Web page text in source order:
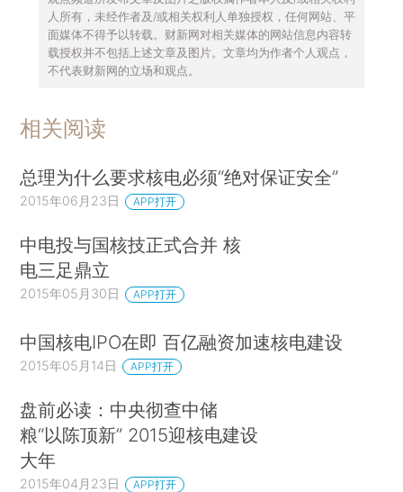
人所有，未经作者及/或相关权利人单独授权，任何网站、平
面媒体不得予以转载。财新网对相关媒体的网站信息内容转
载授权并不包括上述文章及图片。文章均为作者个人观点，
不代表财新网的立场和观点。
相关阅读
总理为什么要求核电必须“绝对保证安全”
2015年06月23日 APP打开
中电投与国核技正式合并 核
电三足鼎立
2015年05月30日 APP打开
中国核电IPO在即 百亿融资加速核电建设
2015年05月14日 APP打开
盘前必读：中央彻查中储
粮“以陈顶新” 2015迎核电建设
大年
2015年04月23日 APP打开